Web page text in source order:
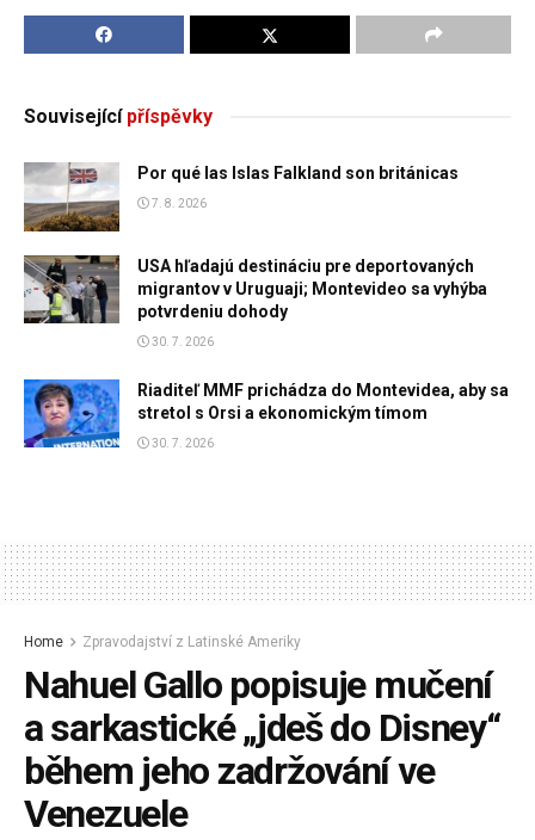
Souvisejícípříspěvky
Por qué las Islas Falkland son británicas
7. 8. 2026
USA hľadajú destináciu pre deportovaných
migrantov v Uruguaji; Montevideo sa vyhýba
potvrdeniu dohody
30. 7. 2026
Riaditeľ MMF prichádza do Montevidea, aby sa
stretol s Orsi a ekonomickým tímom
30. 7. 2026
Home Zpravodajství z Latinské Ameriky
Nahuel Gallo popisuje mučení
a sarkastické „jdeš do Disney“
během jeho zadržování ve
Venezuele